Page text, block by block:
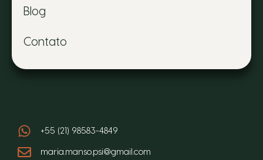
Blog
Contato
+55 (21) 98583-4849
maria.manso.psi@gmail.com